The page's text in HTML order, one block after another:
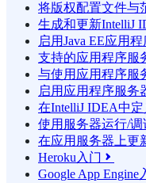
将版权配置文件与
生成和更新IntelliJ
启用Java EE应用
支持的应用程序服
与使用应用程序服
启用应用程序服务
在IntelliJ IDEA中
使用服务器运行/调
在应用服务器上更
Heroku入门 
Google App Engine